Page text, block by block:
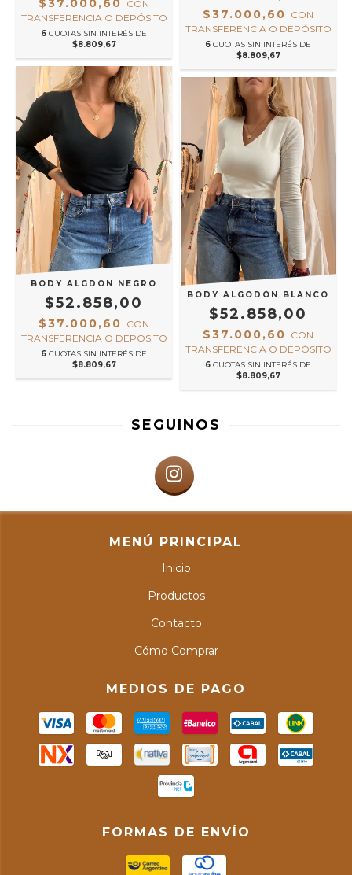
$37.000,60 CON
TRANSFERENCIA O DEPÓSITO
6 CUOTAS SIN INTERÉS DE
$8.809,67
$37.000,60 CON
TRANSFERENCIA O DEPÓSITO
6 CUOTAS SIN INTERÉS DE
$8.809,67
BODY ALGDON NEGRO
$52.858,00
$37.000,60 CON
TRANSFERENCIA O DEPÓSITO
6 CUOTAS SIN INTERÉS DE
$8.809,67
BODY ALGODÓN BLANCO
$52.858,00
$37.000,60 CON
TRANSFERENCIA O DEPÓSITO
6 CUOTAS SIN INTERÉS DE
$8.809,67
SEGUINOS
MENÚ PRINCIPAL
Inicio
Productos
Contacto
Cómo Comprar
MEDIOS DE PAGO
FORMAS DE ENVÍO